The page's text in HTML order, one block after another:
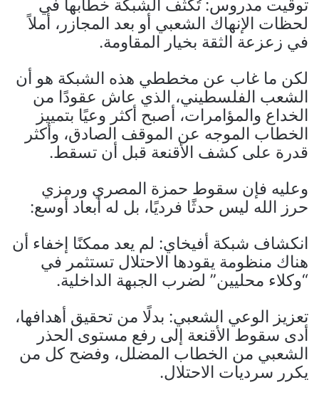
توقيت مدروس: تُكثّف الشبكة خطابها في
لحظات الإنهاك الشعبي أو بعد المجازر، أملاً
في زعزعة الثقة بخيار المقاومة.
لكن ما غاب عن مخططي هذه الشبكة هو أن
الشعب الفلسطيني، الذي عاش عقودًا من
الخداع والمؤامرات، أصبح أكثر وعيًا بتمييز
الخطاب الموجه عن الموقف الصادق، وأكثر
قدرة على كشف الأقنعة قبل أن تسقط.
وعليه فإن سقوط حمزة المصري ورمزي
حرز الله ليس حدثًا فرديًا، بل له أبعاد أوسع:
انكشاف شبكة أفيخاي: لم يعد ممكنًا إخفاء أن
هناك منظومة يقودها الاحتلال تستثمر في
“وكلاء محليين” لضرب الجبهة الداخلية.
تعزيز الوعي الشعبي: بدلًا من تحقيق أهدافها،
أدى سقوط الأقنعة إلى رفع مستوى الحذر
الشعبي من الخطاب المضلل، وفضح كل من
يكرر سرديات الاحتلال.